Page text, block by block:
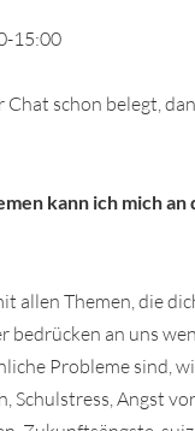
15:00
Chat schon belegt,
kann ich mich an
allen Themen, die
bedrücken an uns
Probleme sind,
Schulstress, Angst vor